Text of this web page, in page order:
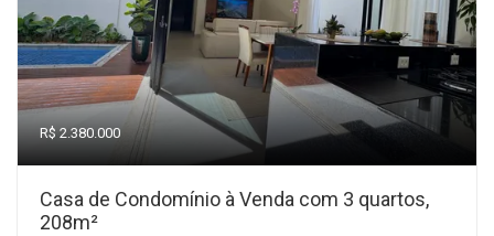
R$ 2.380.000
Casa de Condomínio à Venda com 3 quartos,
208m²